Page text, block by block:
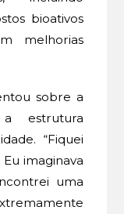
bioativos
melhorias
sobre a
estrutura
“Fiquei
imaginava
uma